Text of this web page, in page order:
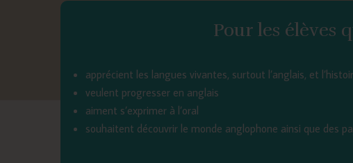
Pour les élèves
apprécient les langues vivantes, surtout l’anglais, et
veulent progresser en anglais
aiment s’exprimer à l’oral
souhaitent découvrir le monde anglophone ainsi que des